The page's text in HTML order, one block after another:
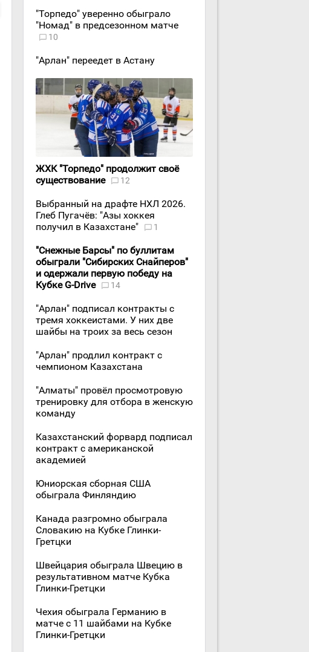
"Торпедо" уверенно обыграло
"Номад" в предсезонном матче
10
"Арлан" переедет в Астану
ЖХК "Торпедо" продолжит своё
существование
12
Выбранный на драфте НХЛ 2026.
Глеб Пугачёв: "Азы хоккея
получил в Казахстане"
1
"Снежные Барсы" по буллитам
обыграли "Сибирских Снайперов"
и одержали первую победу на
Кубке G-Drive
14
"Арлан" подписал контракты с
тремя хоккеистами. У них две
шайбы на троих за весь сезон
"Арлан" продлил контракт с
чемпионом Казахстана
"Алматы" провёл просмотровую
тренировку для отбора в женскую
команду
Казахстанский форвард подписал
контракт с американской
академией
Юниорская сборная США
обыграла Финляндию
Канада разгромно обыграла
Словакию на Кубке Глинки-
Гретцки
Швейцария обыграла Швецию в
результативном матче Кубка
Глинки-Гретцки
Чехия обыграла Германию в
матче с 11 шайбами на Кубке
Глинки-Гретцки